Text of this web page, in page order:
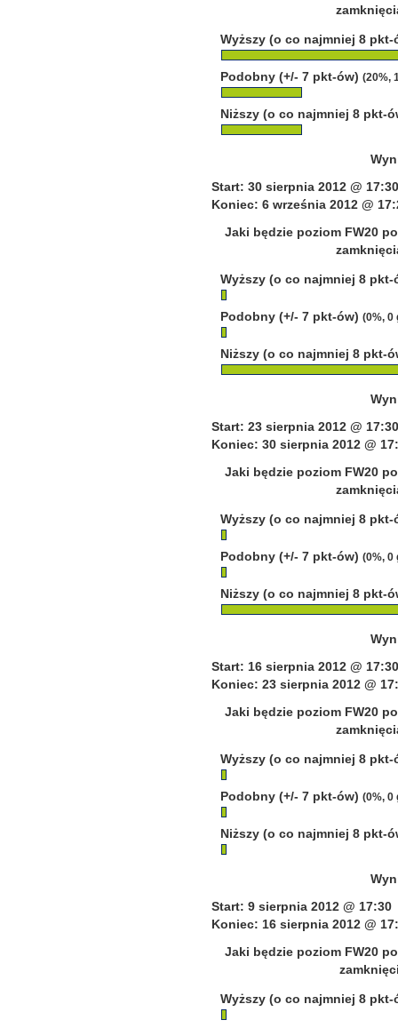
Wyższy (o co najmniej 8
Podobny (+/- 7 pkt-ów) (20%,
Niższy (o co najmniej 8 pkt-
Start: 30 sierpnia 2012 @ 17:30
Koniec: 6 września 2012 @
Jaki będzie poziom FW20
Wyższy (o co najmniej 8
Podobny (+/- 7 pkt-ów) (0%, 0
Niższy (o co najmniej 8 pkt-
Start: 23 sierpnia 2012 @ 17:30
Koniec: 30 sierpnia 2012 @
Jaki będzie poziom FW20
Wyższy (o co najmniej 8
Podobny (+/- 7 pkt-ów) (0%, 0
Niższy (o co najmniej 8 pkt-
Start: 16 sierpnia 2012 @ 17:30
Koniec: 23 sierpnia 2012 @
Jaki będzie poziom FW20
Wyższy (o co najmniej 8
Podobny (+/- 7 pkt-ów) (0%, 0
Niższy (o co najmniej 8 pkt-
Start: 9 sierpnia 2012 @ 17:30
Koniec: 16 sierpnia 2012 @
Jaki będzie poziom FW20
Wyższy (o co najmniej 8